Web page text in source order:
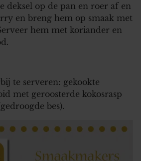
deksel op de pan en roer af en
en breng hem op smaak met
hem met koriander en
te serveren: gekookte
met geroosterde kokosrasp
bes).